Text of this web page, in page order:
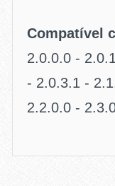
Compatível
2.0.0.0 -
- 2.0.3.1 -
2.2.0.0 -